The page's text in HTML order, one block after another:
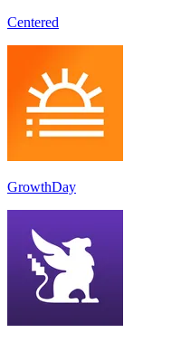
Centered
GrowthDay